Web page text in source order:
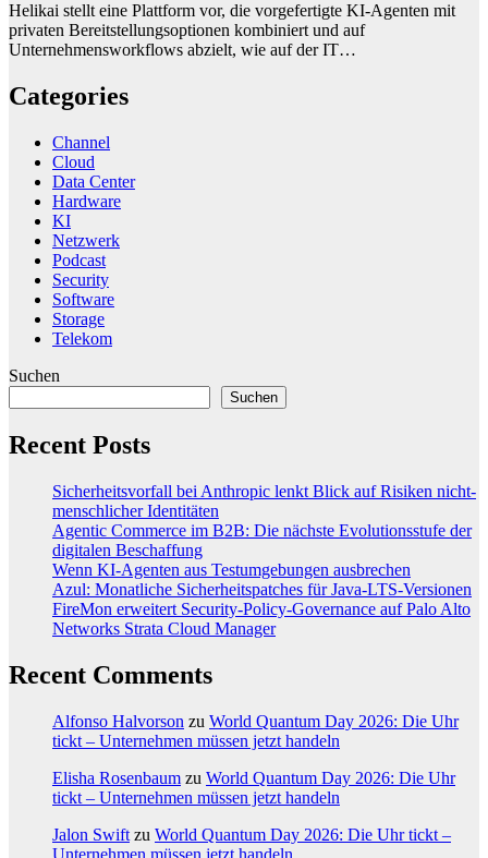
Helikai stellt eine Plattform vor, die vorgefertigte KI-Agenten mit
privaten Bereitstellungsoptionen kombiniert und auf
Unternehmensworkflows abzielt, wie auf der IT…
Categories
Channel
Cloud
Data Center
Hardware
KI
Netzwerk
Podcast
Security
Software
Storage
Telekom
Suchen
Suchen
Recent Posts
Sicherheitsvorfall bei Anthropic lenkt Blick auf Risiken nicht-
menschlicher Identitäten
Agentic Commerce im B2B: Die nächste Evolutionsstufe der
digitalen Beschaffung
Wenn KI-Agenten aus Testumgebungen ausbrechen
Azul: Monatliche Sicherheitspatches für Java-LTS-Versionen
FireMon erweitert Security-Policy-Governance auf Palo Alto
Networks Strata Cloud Manager
Recent Comments
Alfonso Halvorson zu World Quantum Day 2026: Die Uhr
tickt – Unternehmen müssen jetzt handeln
Elisha Rosenbaum zu World Quantum Day 2026: Die Uhr
tickt – Unternehmen müssen jetzt handeln
Jalon Swift zu World Quantum Day 2026: Die Uhr tickt –
Unternehmen müssen jetzt handeln